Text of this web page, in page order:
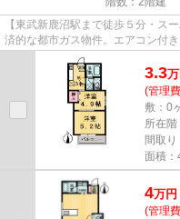
【東武新鹿沼駅まで徒歩５分・ス
済的な都市ガス物件。エアコン付
車場は4000円でご利用できま...
3.3万
(管理
敷：0
所在
間取
面積：
4万円
(管理